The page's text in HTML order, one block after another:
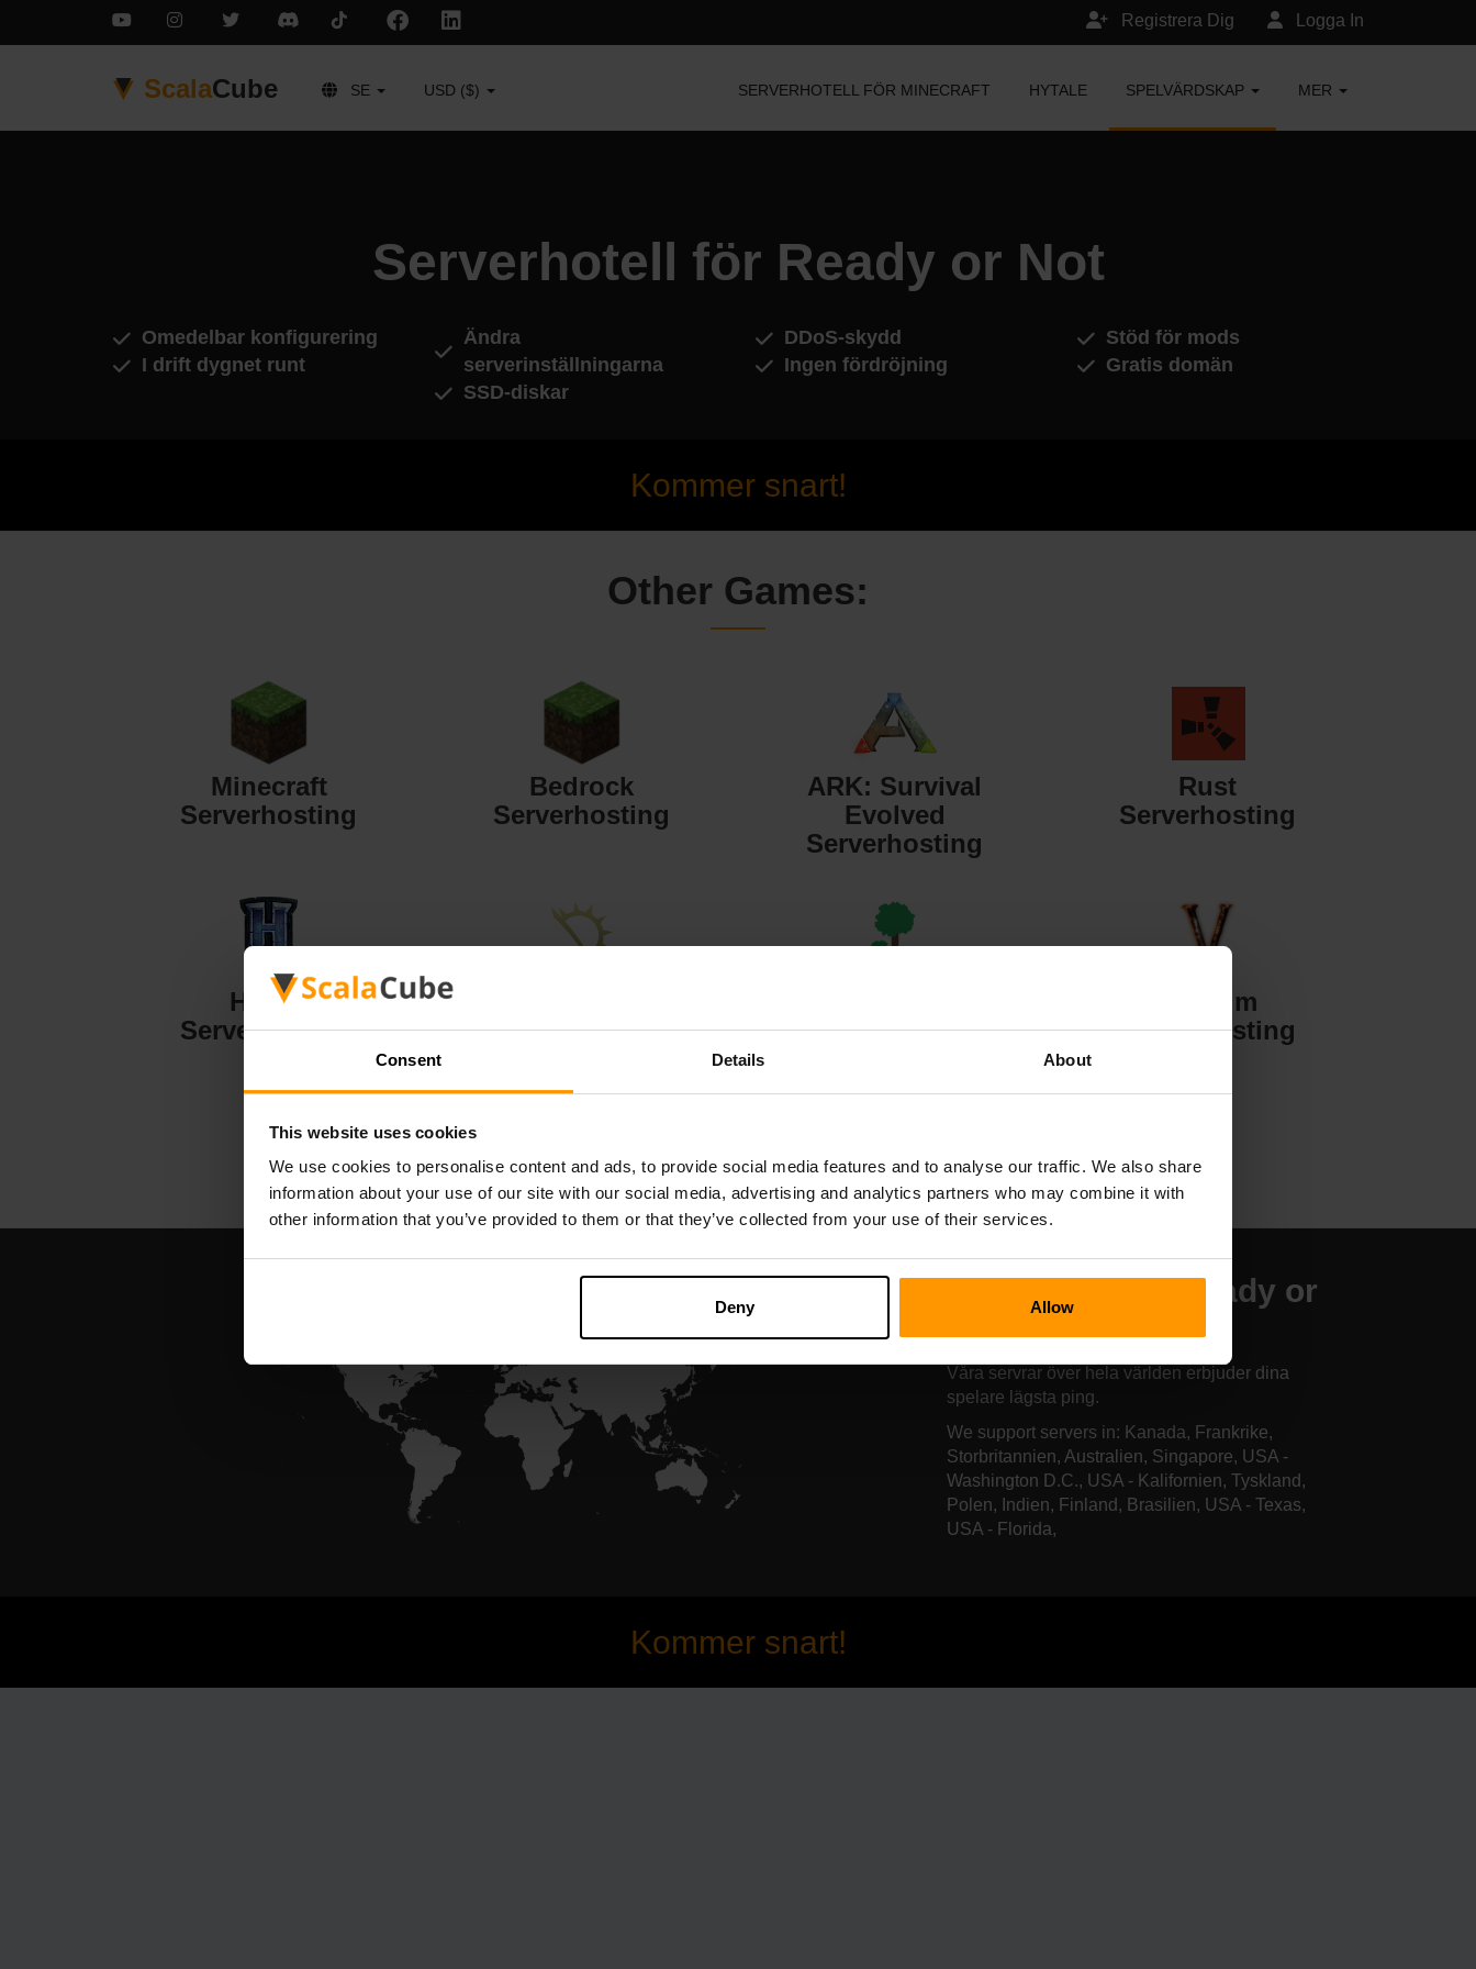
Consent Details About
This website uses cookies
We use cookies to personalise content and ads, to provide social media features and to analyse our traffic. We also share
information about your use of our site with our social media, advertising and analytics partners who may combine it with
other information that you’ve provided to them or that they’ve collected from your use of their services.
Deny Allow
Logga In
Registrera Dig
ScalaCube SE USD ($) SERVERHOTELL FÖR MINECRAFT HYTALE SPELVÄRDSKAP MER
Serverhotell för Ready or Not
Omedelbar konfigurering
I drift dygnet runt
Ändra
serverinställningarna
SSD-diskar
DDoS-skydd
Ingen fördröjning
Stöd för mods
Gratis domän
Kommer snart!
Other Games:
Minecraft
Serverhosting
Bedrock
Serverhosting
ARK: Survival
Evolved
Serverhosting
Rust
Serverhosting
Hytale
Serverhosting
Serverhosting
Serverhosting
Valheim
Serverhosting
Här finns våra Ready or
Våra servrar över hela världen erbjuder dina
spelare lägsta ping.
We support servers in: Kanada, Frankrike,
Storbritannien, Australien, Singapore, USA -
Washington D.C., USA - Kalifornien, Tyskland,
Polen, Indien, Finland, Brasilien, USA - Texas,
USA - Florida,
Kommer snart!